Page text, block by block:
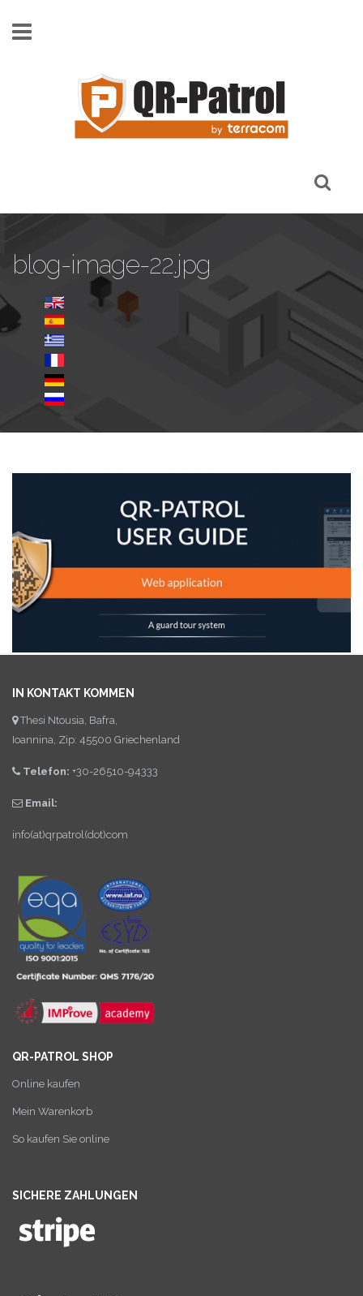
blog-image-22.jpg
IN KONTAKT KOMMEN
Thesi Ntousia, Bafra,
Ioannina, Zip: 45500 Griechenland
Telefon: +30-26510-94333
Email:
info(at)qrpatrol(dot)com
QR-PATROL SHOP
Online kaufen
Mein Warenkorb
So kaufen Sie online
SICHERE ZAHLUNGEN